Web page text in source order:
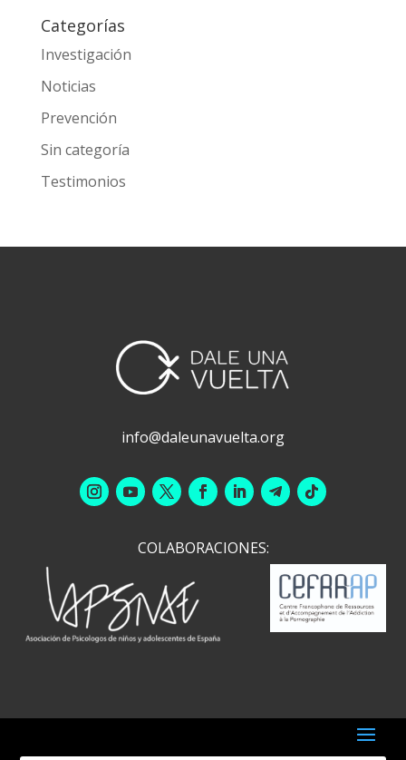
Categorías
Investigación
Noticias
Prevención
Sin categoría
Testimonios
info@daleunavuelta.org
COLABORACIONES: